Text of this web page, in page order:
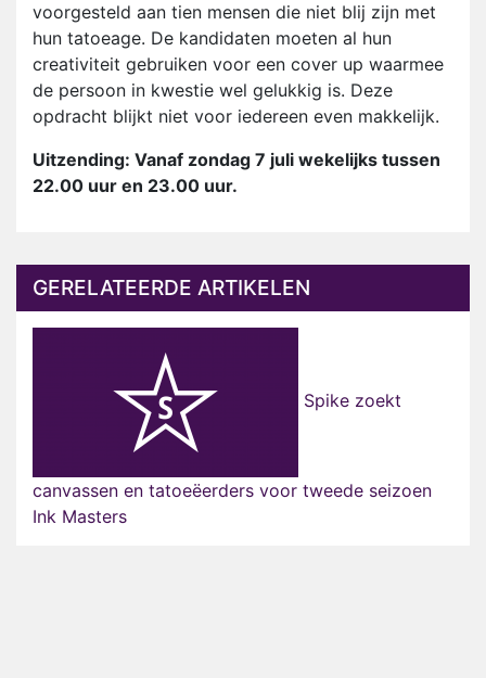
voorgesteld aan tien mensen die niet blij zijn met
hun tatoeage. De kandidaten moeten al hun
creativiteit gebruiken voor een cover up waarmee
de persoon in kwestie wel gelukkig is. Deze
opdracht blijkt niet voor iedereen even makkelijk.
Uitzending: Vanaf zondag 7 juli wekelijks tussen
22.00 uur en 23.00 uur.
GERELATEERDE ARTIKELEN
Spike zoekt
canvassen en tatoeëerders voor tweede seizoen
Ink Masters